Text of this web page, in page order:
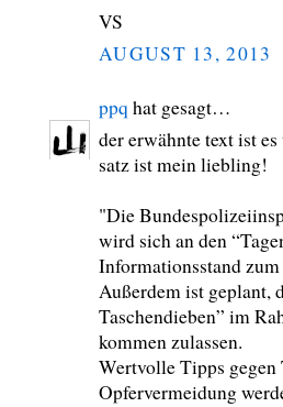
VS
AUGUST 13, 2013
ppq hat gesagt…
der erwähnte text ist
satz ist mein liebling!
"Die
wird sich an den
Informationsstand
Außerdem ist geplant,
Taschendieben” im
kommen zulassen.
Wertvolle Tipps gegen
Opfervermeidung